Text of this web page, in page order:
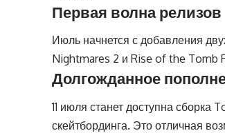
Первая волна релизов
Июль начнется с добавления
Nightmares 2 и Rise of the Tomb
Долгожданное
11 июля станет доступна сборка
скейтбординга. Это отличная